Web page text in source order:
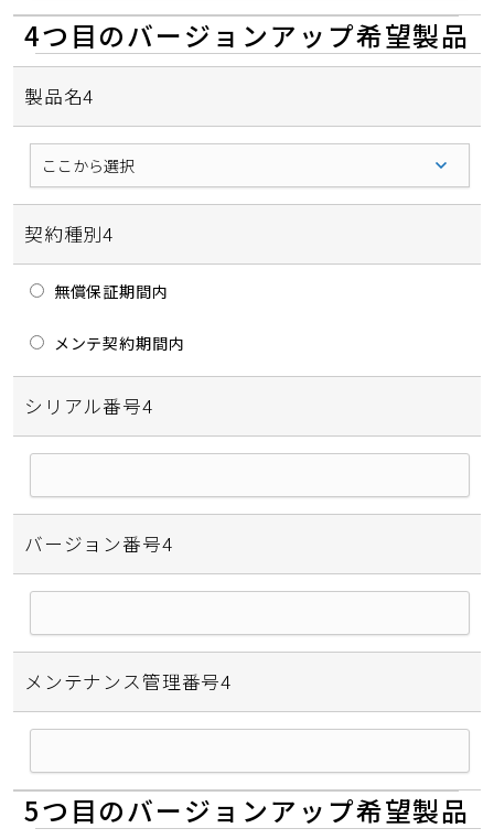
4つ目のバージョンアップ希望製品
製品名4
契約種別4
無償保証期間内
メンテ契約期間内
シリアル番号4
バージョン番号4
メンテナンス管理番号4
5つ目のバージョンアップ希望製品